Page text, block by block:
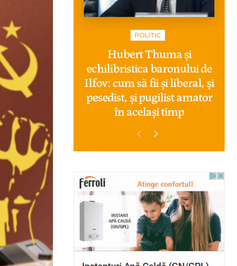
POLITIC
Hubert Thuma și
echilibristica baronului de
Ilfov: cum să fii și liberal, și
pesedist, și pugilist amator
în același timp